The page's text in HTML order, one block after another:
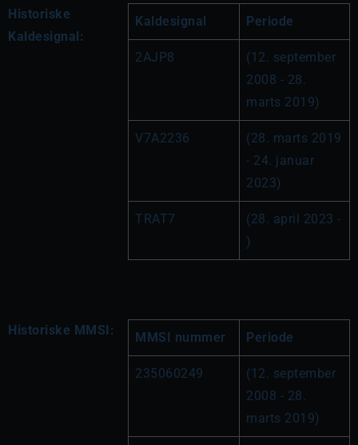
Historiske
Kaldesignal:
Kaldesignal Periode
2AJP8
(12. september
2008 - 28.
marts 2019)
V7A2236
(28. marts 2019
- 24. januar
2023)
TRAT7
(28. april 2023 -
)
Historiske MMSI: MMSI nummer Periode
235060249
(12. september
2008 - 28.
marts 2019)